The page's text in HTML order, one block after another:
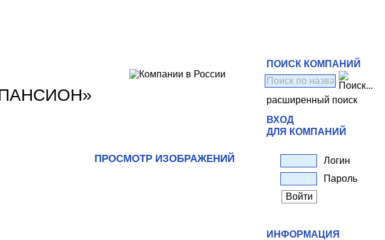
ПРОСМОТР ИЗОБРАЖЕНИЙ
ПОИСК КОМПАНИЙ
расширенный поиск
ВХОД
ДЛЯ КОМПАНИЙ
Логин
Пароль
ИНФОРМАЦИЯ